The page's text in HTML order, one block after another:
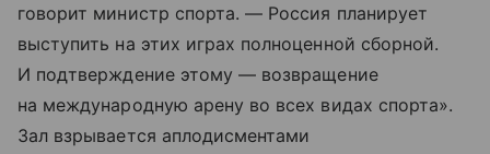
говорит министр спорта. — Россия планирует
выступить на этих играх полноценной сборной.
И подтверждение этому — возвращение
на международную арену во всех видах спорта».
Зал взрывается аплодисментами